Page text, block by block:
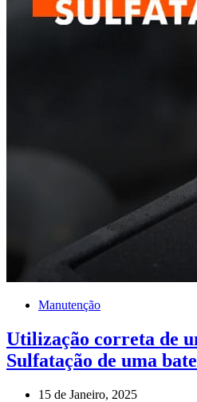
Manutenção
Utilização correta de
Sulfatação de uma
15 de Janeiro, 2025